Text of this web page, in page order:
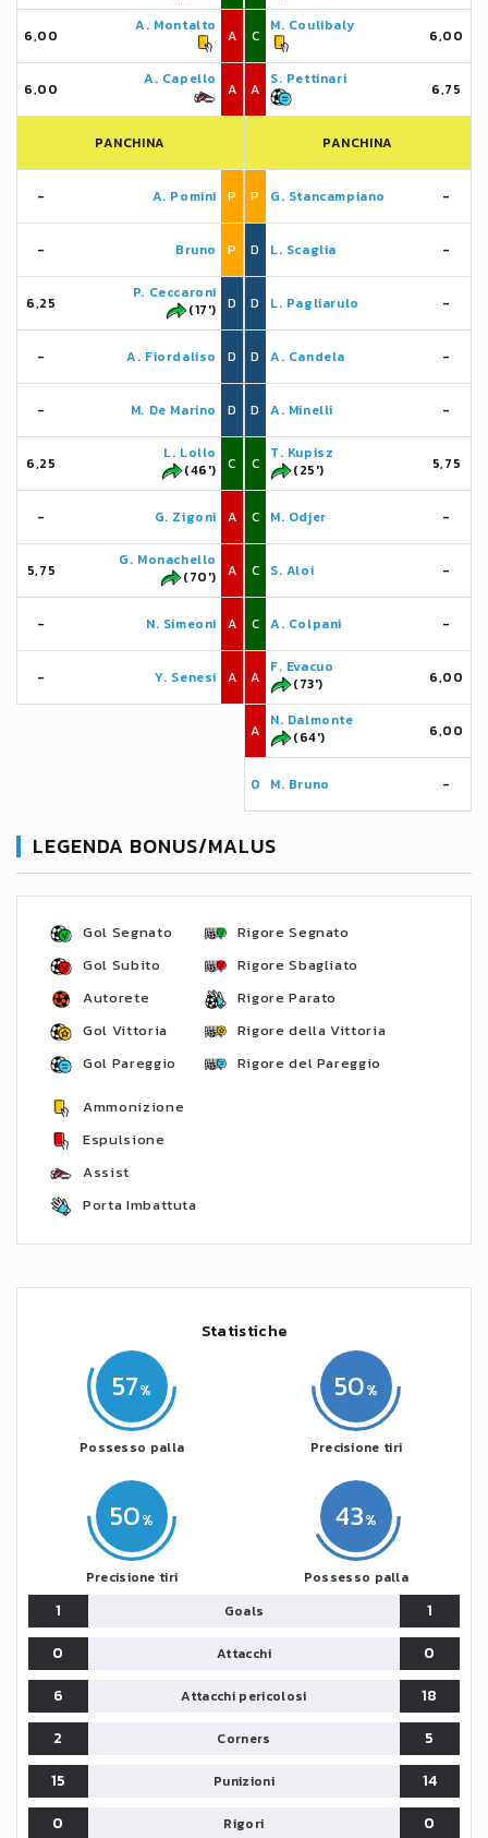
6,00
A. Montalto
A
6,00
A. Capello
A
PANCHINA
- A. Pomini P
- Bruno P
6,25
P. Ceccaroni
(17')
D
- A. Fiordaliso D
- M. De Marino D
6,25
L. Lollo
(46')
C
- G. Zigoni A
5,75
G. Monachello
(70')
A
- N. Simeoni A
- Y. Senesi A
C
M. Coulibaly
6,00
A
S. Pettinari
6,75
PANCHINA
P G. Stancampiano -
D L. Scaglia -
D L. Pagliarulo -
D A. Candela -
D A. Minelli -
C
T. Kupisz
(25')
5,75
C M. Odjer -
C S. Aloi -
C A. Colpani -
A
F. Evacuo
(73')
6,00
A
N. Dalmonte
(64')
6,00
0 M. Bruno -
LEGENDA BONUS/MALUS
Gol Segnato
Gol Subito
Autorete
Gol Vittoria
Gol Pareggio
Rigore Segnato
Rigore Sbagliato
Rigore Parato
Rigore della Vittoria
Rigore del Pareggio
Ammonizione
Espulsione
Assist
Porta Imbattuta
Statistiche
57
Possesso palla
50
Precisione tiri
43
Possesso palla
50
Precisione tiri
1 Goals
1
0
Attacchi
0
6
Attacchi pericolosi
18
2
Corners
5
15
Punizioni
14
0
Rigori 0